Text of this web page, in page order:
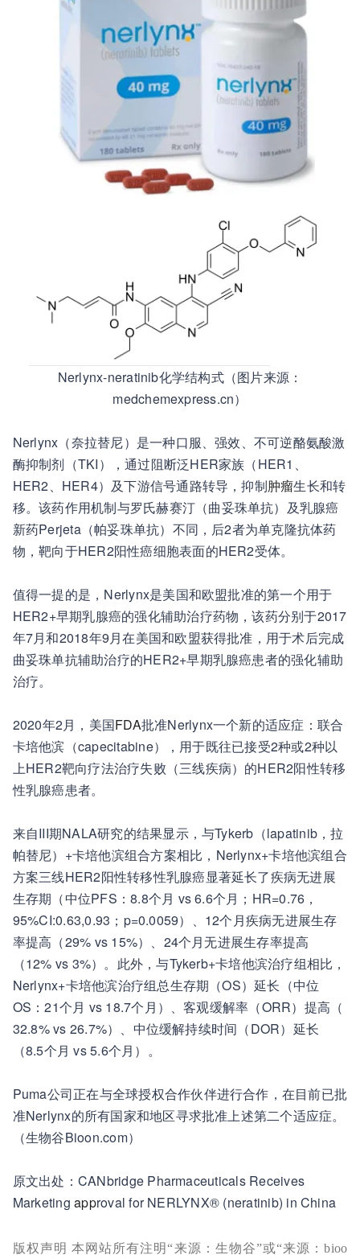
Nerlynx-neratinib化学结构式（图片来源：
medchemexpress.cn）
Nerlynx（奈拉替尼）是一种口服、强效、不可逆酪氨酸激
酶抑制剂（TKI），通过阻断泛HER家族（HER1、
HER2、HER4）及下游信号通路转导，抑制肿瘤生长和转
移。该药作用机制与罗氏赫赛汀（曲妥珠单抗）及乳腺癌
新药Perjeta（帕妥珠单抗）不同，后2者为单克隆抗体药
物，靶向于HER2阳性癌细胞表面的HER2受体。
值得一提的是，Nerlynx是美国和欧盟批准的第一个用于
HER2+早期乳腺癌的强化辅助治疗药物，该药分别于2017
年7月和2018年9月在美国和欧盟获得批准，用于术后完成
曲妥珠单抗辅助治疗的HER2+早期乳腺癌患者的强化辅助
治疗。
2020年2月，美国FDA批准Nerlynx一个新的适应症：联合
卡培他滨（capecitabine），用于既往已接受2种或2种以
上HER2靶向疗法治疗失败（三线疾病）的HER2阳性转移
性乳腺癌患者。
来自III期NALA研究的结果显示，与Tykerb（lapatinib，拉
帕替尼）+卡培他滨组合方案相比，Nerlynx+卡培他滨组合
方案三线HER2阳性转移性乳腺癌显著延长了疾病无进展
生存期（中位PFS：8.8个月 vs 6.6个月；HR=0.76，
95%CI:0.63,0.93；p=0.0059）、12个月疾病无进展生存
率提高（29% vs 15%）、24个月无进展生存率提高
（12% vs 3%）。此外，与Tykerb+卡培他滨治疗组相比，
Nerlynx+卡培他滨治疗组总生存期（OS）延长（中位
OS：21个月 vs 18.7个月）、客观缓解率（ORR）提高（
32.8% vs 26.7%）、中位缓解持续时间（DOR）延长
（8.5个月 vs 5.6个月）。
Puma公司正在与全球授权合作伙伴进行合作，在目前已批
准Nerlynx的所有国家和地区寻求批准上述第二个适应症。
（生物谷Bioon.com）
原文出处：CANbridge Pharmaceuticals Receives
Marketingapproval for NERLYNX® (neratinib) in China
版权声明 本网站所有注明“来源：生物谷”或“来源：bioo